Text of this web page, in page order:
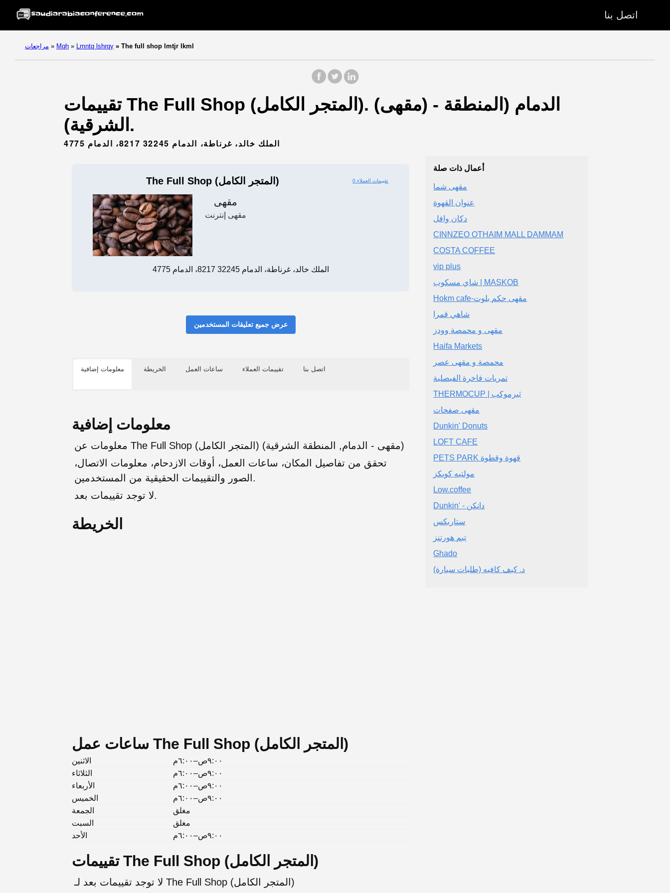
اتصل بنا
مراجعات » Mqh » Lmntq lshrqy » The full shop lmtjr lkml
تقييمات The Full Shop (المتجر الكامل). (مقهى) - الدمام (المنطقة
الشرقية).
4775 الملك خالد، غرناطة، الدمام 32245 8217، الدمام
The Full Shop (المتجر الكامل) 0 تقييمات العملاء
مقهى
مقهى إنترنت
4775 الملك خالد، غرناطة، الدمام 32245 8217، الدمام
عرض جميع تعليقات المستخدمين
معلومات إضافية الخريطة ساعات العمل تقييمات العملاء اتصل بنا
معلومات إضافية
معلومات عن The Full Shop (المتجر الكامل) (مقهى - الدمام, المنطقة الشرقية)
تحقق من تفاصيل المكان، ساعات العمل، أوقات الازدحام، معلومات الاتصال،
الصور والتقييمات الحقيقية من المستخدمين.
لا توجد تقييمات بعد.
الخريطة
ساعات عمل The Full Shop (المتجر الكامل)
الاثنين
٩:٠٠ص–٦:٠٠م
الثلاثاء
٩:٠٠ص–٦:٠٠م
الأربعاء
٩:٠٠ص–٦:٠٠م
الخميس
٩:٠٠ص–٦:٠٠م
الجمعة
مغلق
السبت
مغلق
الأحد
٩:٠٠ص–٦:٠٠م
تقييمات The Full Shop (المتجر الكامل)
لا توجد تقييمات بعد لـ The Full Shop (المتجر الكامل)
أعمال ذات صلة
مقهى شما
عنوان القهوة
دكان وافل
CINNZEO OTHAIM MALL DAMMAM
COSTA COFFEE
vip plus
شاي مسكوب | MASKOB
Hokm cafe-مقهى حكم بلوت
شاهي قمرا
مقهى و محمصة وودز
Haifa Markets
محمصة و مقهى عصر
تمريات فاخرة الفيصلية
THERMOCUP | ثيرموكب
مقهى صفحات
Dunkin' Donuts
LOFT CAFE
PETS PARK قهوة وقطوة
مولتيه كويكز
Low.coffee
Dunkin' - دانكن
ستاربكس
تيم هورتنز
Ghado
د. كيف كافيه (طلبات سيارة)